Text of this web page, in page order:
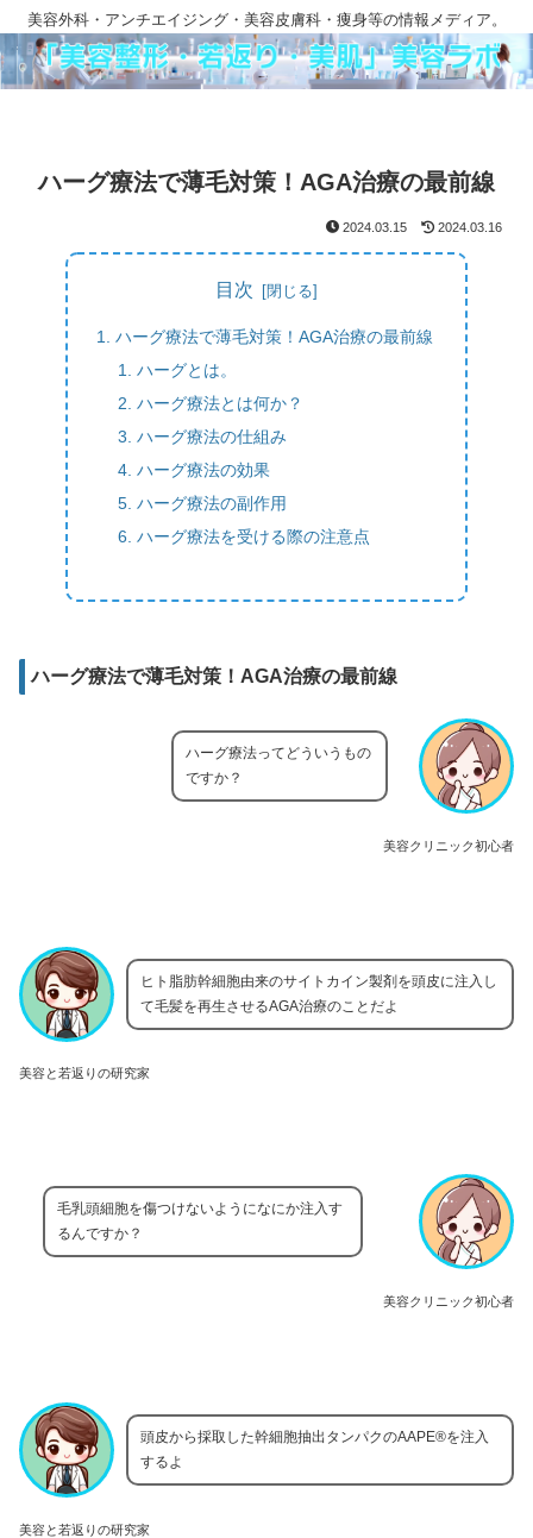
美容外科・アンチエイジング・美容皮膚科・痩身等の情報メディア。
ハーグ療法で薄毛対策！AGA治療の最前線
2024.03.15 2024.03.16
目次
ハーグ療法で薄毛対策！AGA治療の最前線
ハーグとは。
ハーグ療法とは何か？
ハーグ療法の仕組み
ハーグ療法の効果
ハーグ療法の副作用
ハーグ療法を受ける際の注意点
ハーグ療法で薄毛対策！AGA治療の最前線
美容クリニック初心者
ハーグ療法ってどういうもの
ですか？
美容と若返りの研究家
ヒト脂肪幹細胞由来のサイトカイン製剤を頭皮に注入し
て毛髪を再生させるAGA治療のことだよ
美容クリニック初心者
毛乳頭細胞を傷つけないようになにか注入す
るんですか？
美容と若返りの研究家
頭皮から採取した幹細胞抽出タンパクのAAPE®を注入
するよ